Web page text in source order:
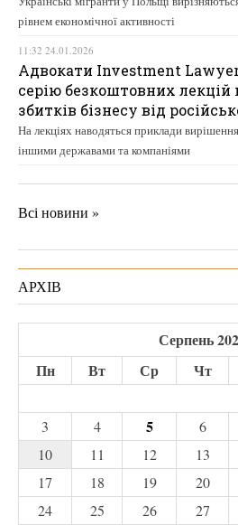
рівнем економічної активності
11:32 24.01.2026
Адвокати Investment
серію безкоштовних лекцій
збитків бізнесу від
На лекціях наводяться приклади
іншими державами та компаніями
Всі новини »
АРХІВ
Серпень
Пн
Вт Ср Чт
3
4 5 6
10
11 12 13
17
18 19 20
24
25 26 27